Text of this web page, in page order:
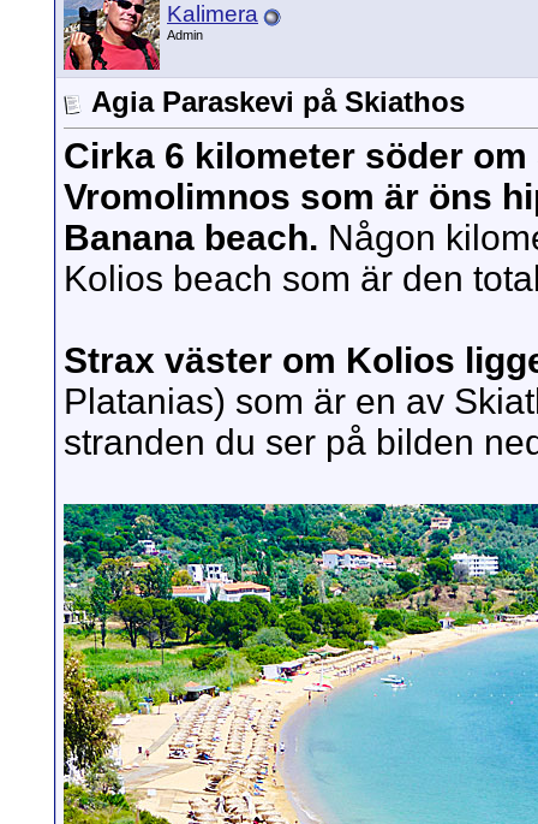
Kalimera
Admin
Agia Paraskevi på Skiathos
Cirka 6 kilometer söder
Vromolimnos som är öns
Banana beach. Någon
Kolios beach som är den
Strax väster om Kolios
Platanias) som är en av
stranden du ser på bilden